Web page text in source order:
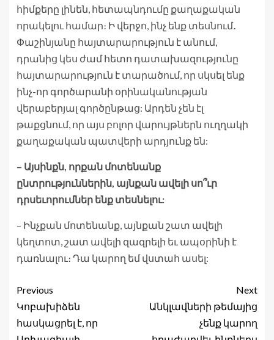
հիմքերը լինեն, հետապնդումը քաղաքական
որակելու համար։ Ի վերջո, ինչ ենք տեսնում․
Փաշինյանը հայտարարություն է անում,
դրանից կես ժամ հետո դատախազությունը
հայտարարություն է տարածում, որ սկսել ենք
ինչ-որ գործարանի օրինականության
վերաբերյալ գործընթաց: Արդեն չեն էլ
թաքցնում, որ այս բոլոր վարույթներն ուղղակի
քաղաքական պատվերի արդյունք են:
– Այսինքն, որքան մոտենանք
ընտրություններին, այնքան ավելի սո՞ւր
դրսեւորումներ ենք տեսնելու:
– Ինչքան մոտենանք, այնքան շատ ավելի
կեղտոտ, շատ ավելի զազրելի եւ ապօրինի է
դառնալու։ Դա կարող եմ վստահ ասել:
Previous
Կոբախիձեն
հասկացրել է, որ
Next
Անկլավների թեմայից
չենք կարող